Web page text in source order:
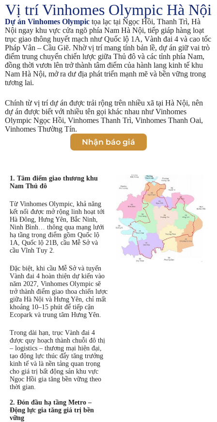
Vị trí Vinhomes Olympic Hà Nội
Dự án Vinhomes Olympic tọa lạc tại Ngọc Hồi, Thanh Trì, Hà
Nội ngay khu vực cửa ngõ phía Nam Hà Nội, tiếp giáp hàng loạt
trục giao thông huyết mạch như Quốc lộ 1A, Vành đai 4 và cao tốc
Pháp Vân – Cầu Giẽ. Nhờ vị trí mang tính bản lề, dự án giữ vai trò
điểm trung chuyển chiến lược giữa Thủ đô và các tỉnh phía Nam,
đồng thời vươn lên trở thành tâm điểm của hành lang kinh tế khu
Nam Hà Nội, mở ra dư địa phát triển mạnh mẽ và bền vững trong
tương lai.
Chính từ vị trí dự án được trải rộng trên nhiều xã tại Hà Nội, nên
dự án được biết với nhiều tên gọi khác nhau như Vinhomes
Olympic Ngọc Hồi, Vinhomes Thanh Trì, Vinhomes Thanh Oai,
Vinhomes Thường Tín.
Nhận báo giá
1. Tâm điểm giao thương khu
Nam Thủ đô
Từ Vinhomes Olympic, khả năng
kết nối được mở rộng linh hoạt tới
Hà Đông, Hưng Yên, Bắc Ninh,
Ninh Bình… thông qua mạng lưới
hạ tầng trọng điểm gồm Quốc lộ
1A, Quốc lộ 21B, cầu Mễ Sở và
cầu Vĩnh Tuy 2.
Đặc biệt, khi cầu Mễ Sở và tuyến
Vành đai 4 hoàn thiện dự kiến vào
năm 2027, Vinhomes Olympic sẽ
trở thành điểm giao thoa chiến lược
giữa Hà Nội và Hưng Yên, chỉ mất
khoảng 10–15 phút để tiếp cận
Ecopark và trung tâm Hưng Yên.
Trong dài hạn, trục Vành đai 4
được quy hoạch thành chuỗi đô thị
– logistics – thương mại hiện đại,
tạo động lực thúc đẩy tăng trưởng
kinh tế và là nền tảng quan trọng
cho giá trị bất động sản khu vực
Ngọc Hồi gia tăng bền vững theo
thời gian.
2. Đón đầu hạ tầng Metro –
Động lực gia tăng giá trị bền
vững